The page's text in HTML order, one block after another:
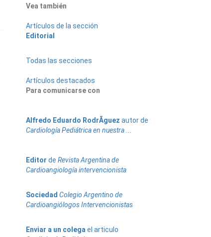
Vea también
Artículos de la sección
Editorial
Todas las secciones
Artículos destacados
Para comunicarse con
Alfredo Eduardo RodrÃ­guez autor de
Cardiología Pediátrica en nuestra ...
Editor de Revista Argentina de
Cardioangiología intervencionista
Sociedad Colegio Argentino de
Cardioangiólogos Intervencionistas
Enviar a un colega el articulo